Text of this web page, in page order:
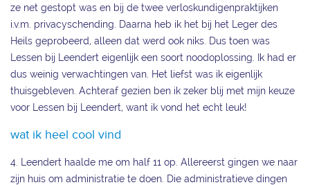
ze net gestopt was en bij de twee verloskundigenpraktijken
i.v.m. privacyschending. Daarna heb ik het bij het Leger des
Heils geprobeerd, alleen dat werd ook niks. Dus toen was
Lessen bij Leendert eigenlijk een soort noodoplossing. Ik had er
dus weinig verwachtingen van. Het liefst was ik eigenlijk
thuisgebleven. Achteraf gezien ben ik zeker blij met mijn keuze
voor Lessen bij Leendert, want ik vond het echt leuk!
wat ik heel cool vind
4. Leendert haalde me om half 11 op. Allereerst gingen we naar
zijn huis om administratie te doen. Die administratieve dingen